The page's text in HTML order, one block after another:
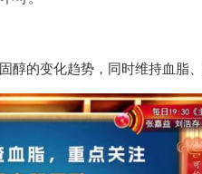
的变化趋势，同时维持血脂